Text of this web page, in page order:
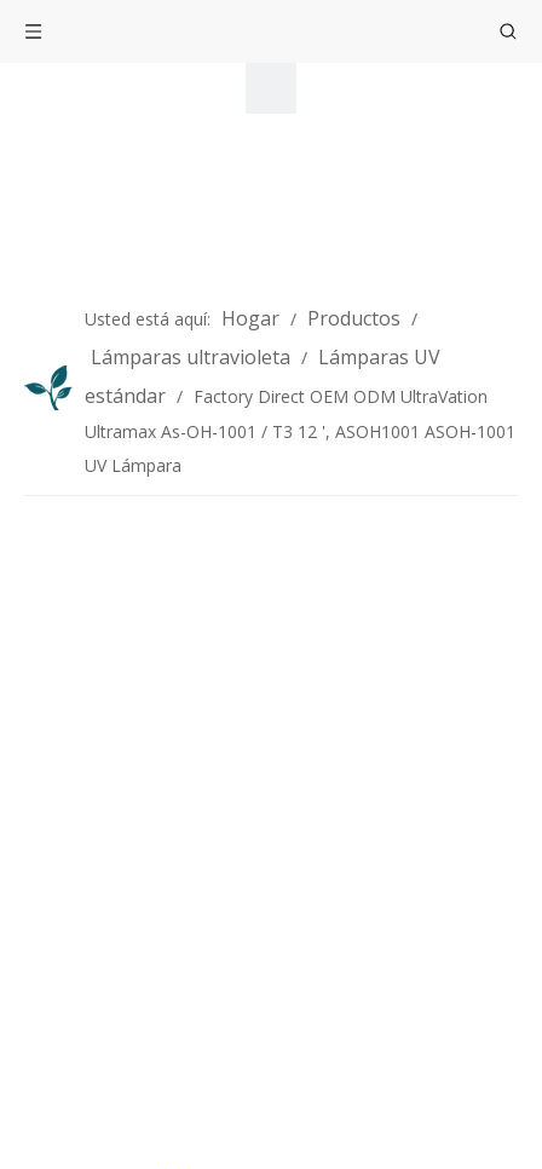
Usted está aquí: Hogar / Productos /
Lámparas ultravioleta / Lámparas UV
estándar / Factory Direct OEM ODM UltraVation
Ultramax As-OH-1001 / T3 12 ', ASOH1001 ASOH-1001
UV Lámpara